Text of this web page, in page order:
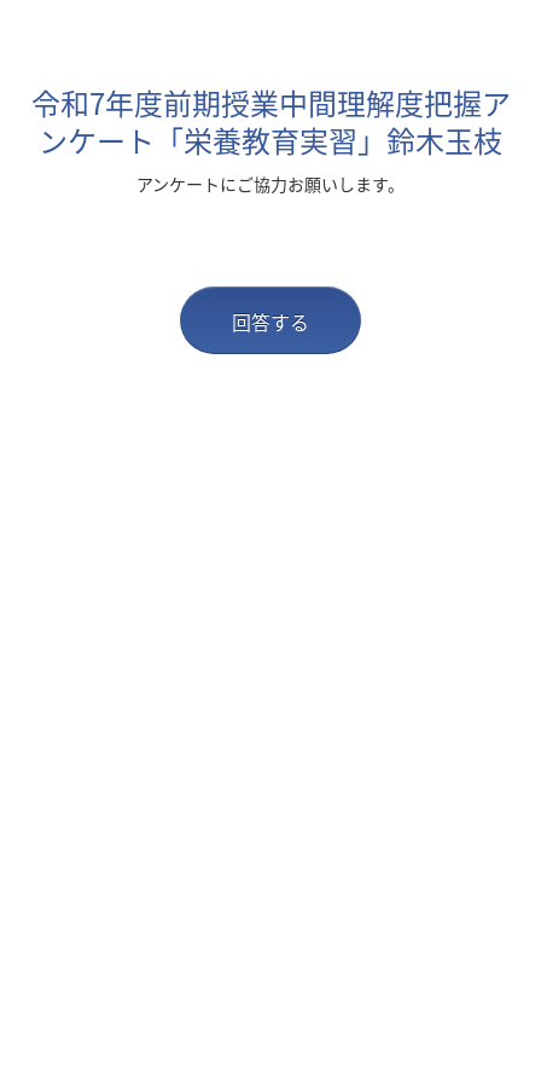
令和7年度前期授業中間理解度把握ア
ンケート「栄養教育実習」鈴木玉枝
アンケートにご協力お願いします。
回答する